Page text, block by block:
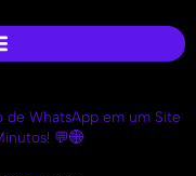
de WhatsApp em um Site
💬🌐